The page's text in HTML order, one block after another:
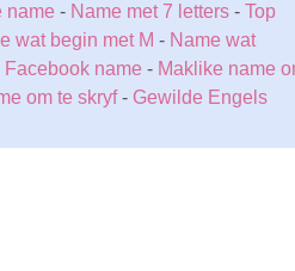
name - Name met 7 letters- Top
wat begin met M - Name wat
Facebook name - Maklike name
om te skryf- Gewilde Engels